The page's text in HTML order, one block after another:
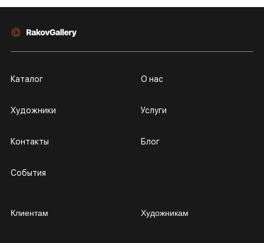
Каталог
Художники
Контакты
События
О нас
Услуги
Блог
Клиентам Художникам